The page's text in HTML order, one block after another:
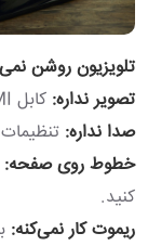
تلویزیون روشن
تصویر نداره: کابل HDMI، آنتن یا تنظیمات ورودی رو چک کنید.
صدا نداره:
خطوط روی صفحه:
کنید.
ریموت کار نمی‌کنه: